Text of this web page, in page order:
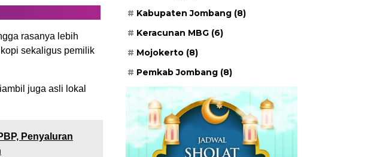
rasanya lebih
sekaligus pemilik
juga asli lokal
Penyaluran
Kabupaten Jombang (8)
Keracunan MBG (6)
Mojokerto (8)
Pemkab Jombang (8)